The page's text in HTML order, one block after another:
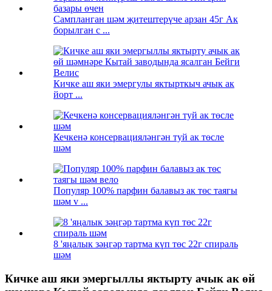
Сампланган шәм җитештерүче арзан 45г Ак
борылган с ...
Кичке аш яки эмергулы яктырткыч ачык ак
йорт ...
Кечкенә консервацияләнгән туй ак төсле
шәм
Популяр 100% парфин балавыз ак төс таягы
шәм v ...
8 'яңалык зәңгәр тартма күп төс 22г спираль
шәм
Кичке аш яки эмергыллы яктырту ачык ак өй